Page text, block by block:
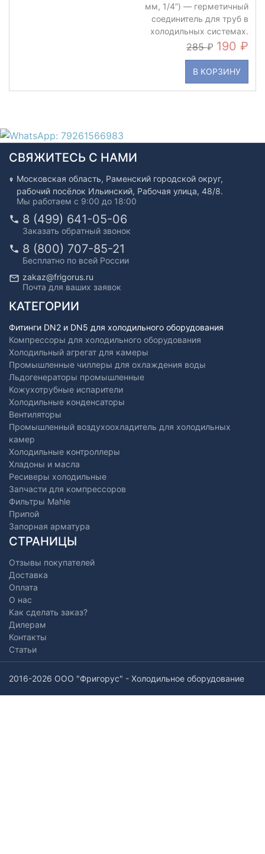
мм, 1/4”) — герметичный
соединитель для труб в
холодильных системах.
285 190
В КОРЗИНУ
СВЯЖИТЕСЬ С НАМИ
Московская область, Раменский городской округ,
рабочий посёлок Ильинский, Рабочая улица, 48/8.
Мы работаем с 9:00 до 18:00
8 (499) 641-05-06
Заказать обратный звонок
8 (800) 707-85-21
Бесплатно по всей России
zakaz@frigorus.ru
Почта для ваших заявок
КАТЕГОРИИ
Фитинги DN2 и DN5 для холодильного оборудования
Компрессоры для холодильного оборудования
Холодильный агрегат для камеры
Промышленные чиллеры для охлаждения воды
Льдогенераторы промышленные
Кожухотрубные испарители
Холодильные конденсаторы
Вентиляторы
Промышленный воздухоохладитель для холодильных
камер
Холодильные контроллеры
Хладоны и масла
Ресиверы холодильные
Запчасти для компрессоров
Фильтры Mahle
Припой
Запорная арматура
СТРАНИЦЫ
Отзывы покупателей
Доставка
Оплата
О нас
Как сделать заказ?
Дилерам
Контакты
Статьи
2016-2026 ООО "Фригорус" - Холодильное оборудование